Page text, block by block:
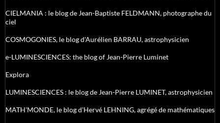
CIELMANIA : le blog de Jean-Baptiste FELDMANN, photographe du
ciel
COSMOGONIES, le blog d'Aurélien BARRAU, astrophysicien
e-LUMINESCIENCES: the blog of Jean-Pierre Luminet
Explora
LUMINESCIENCES : le blog de Jean-Pierre LUMINET, astrophysicien
MATH'MONDE, le blog d'Hervé LEHNING, agrégé de mathématiques